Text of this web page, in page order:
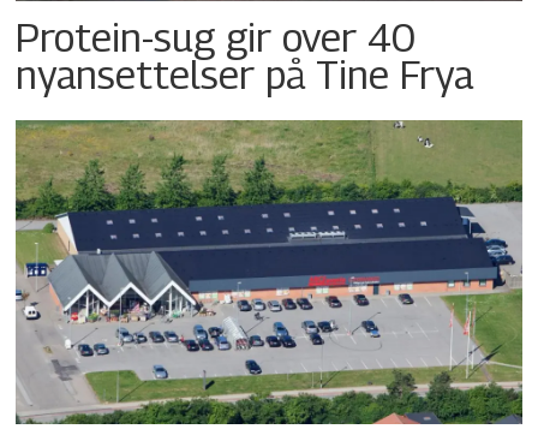
Protein-sug gir over 40
nyansettelser på Tine Frya